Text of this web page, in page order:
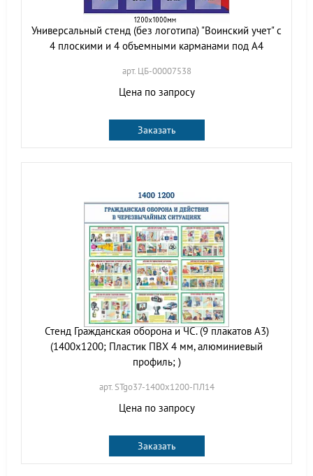
Универсальный стенд (без логотипа) "Воинский учет" с
4 плоскими и 4 объемными карманами под А4
арт. ЦБ-00007538
Цена по запросу
Заказать
Стенд Гражданская оборона и ЧС. (9 плакатов А3)
(1400х1200; Пластик ПВХ 4 мм, алюминиевый
профиль; )
арт. STgo37-1400х1200-ПЛ14
Цена по запросу
Заказать